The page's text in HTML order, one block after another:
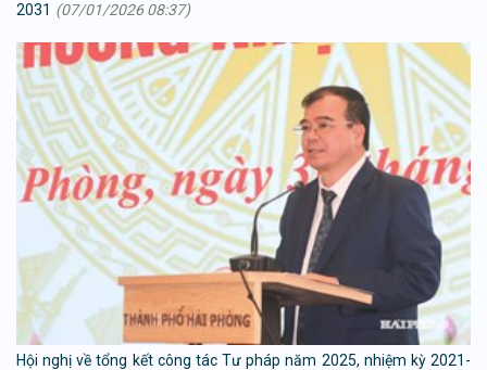
2031 (07/01/2026 08:37)
Hội nghị về tổng kết công tác Tư pháp năm 2025, nhiệm kỳ 2021-